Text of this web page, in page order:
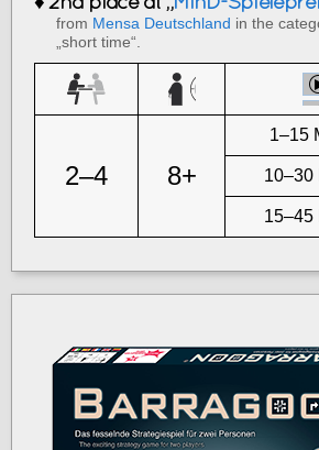
from Mensa Deutschland in the
„short time“.
2–4 8+
1–15
10–30
15–45